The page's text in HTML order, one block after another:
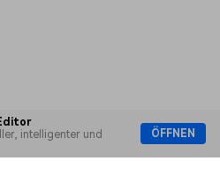
intelligenter und
ÖFFNEN